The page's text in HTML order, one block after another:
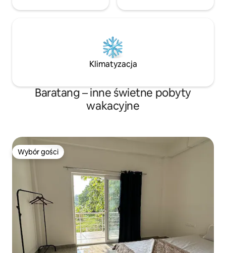
Klimatyzacja
Baratang – inne świetne pobyty
wakacyjne
Wybór gości
Wybór gości